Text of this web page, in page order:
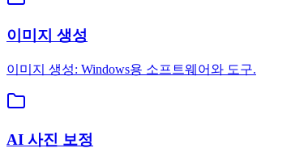
이미지 생성
이미지 생성: Windows용 소프트웨어와 도구.
AI 사진 보정